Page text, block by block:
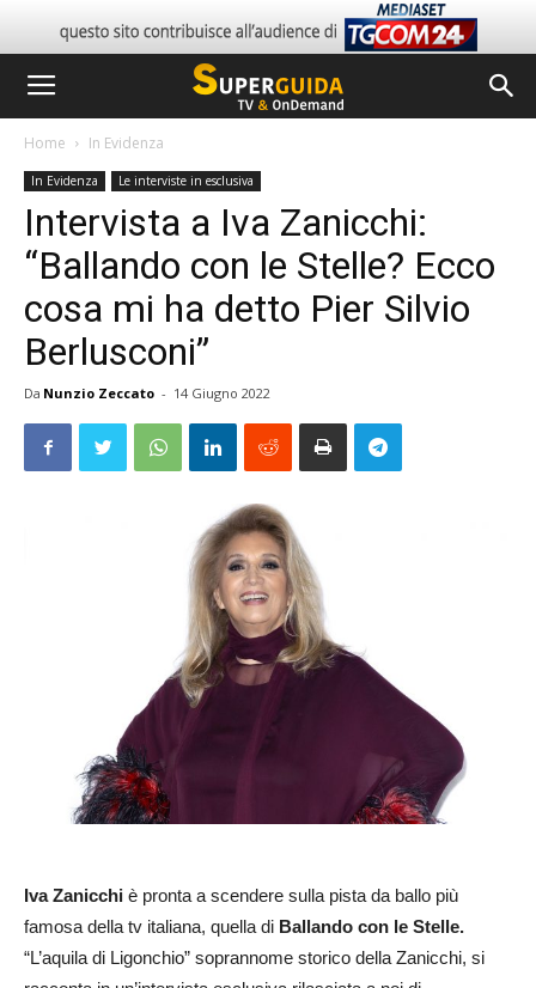
Home In Evidenza
In Evidenza Le interviste in esclusiva
Intervista a Iva Zanicchi:
“Ballando con le Stelle? Ecco
cosa mi ha detto Pier Silvio
Berlusconi”
Da Nunzio Zeccato - 14 Giugno 2022
Iva Zanicchi è pronta a scendere sulla pista da ballo più
famosa della tv italiana, quella di Ballando con le Stelle.
“L’aquila di Ligonchio” soprannome storico della Zanicchi, si